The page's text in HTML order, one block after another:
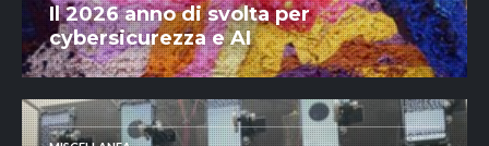
Il 2026 anno di svolta per
cybersicurezza e AI